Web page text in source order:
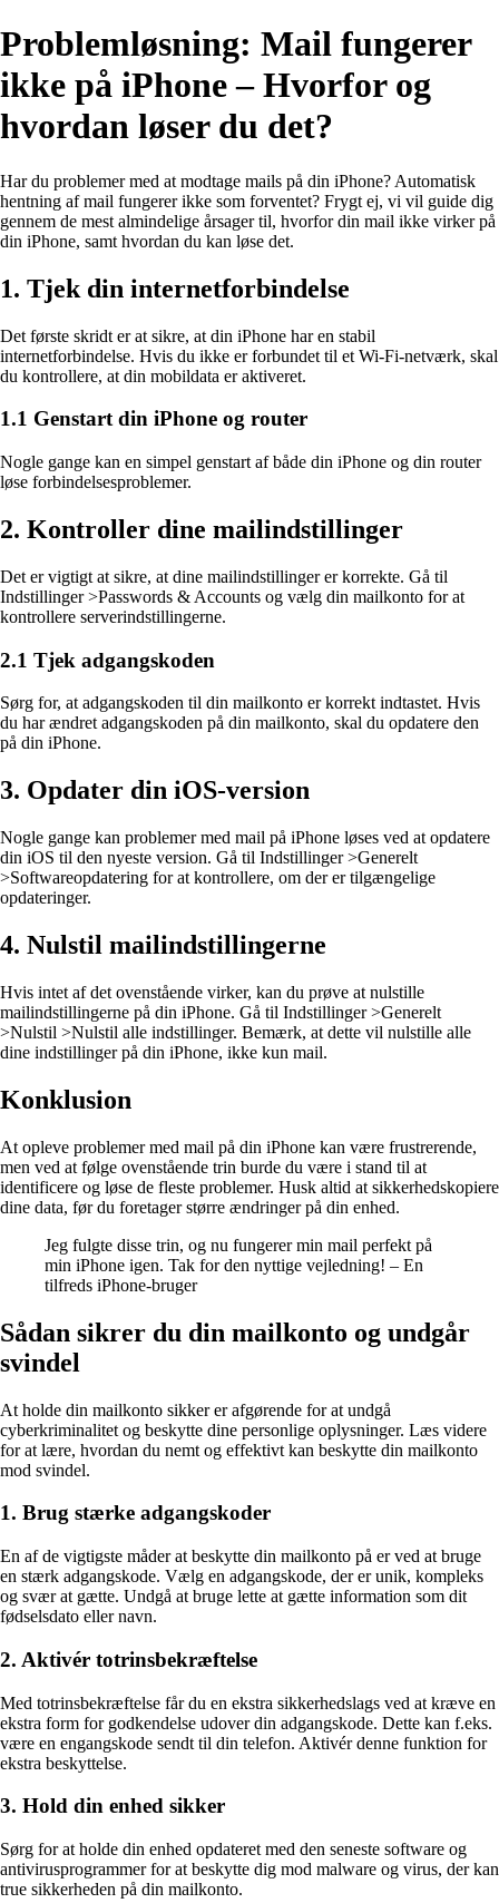
Problemløsning: Mail fungerer
ikke på iPhone – Hvorfor og
hvordan løser du det?
Har du problemer med at modtage mails på din iPhone? Automatisk
hentning af mail fungerer ikke som forventet? Frygt ej, vi vil guide dig
gennem de mest almindelige årsager til, hvorfor din mail ikke virker på
din iPhone, samt hvordan du kan løse det.
1. Tjek din internetforbindelse
Det første skridt er at sikre, at din iPhone har en stabil
internetforbindelse. Hvis du ikke er forbundet til et Wi-Fi-netværk, skal
du kontrollere, at din mobildata er aktiveret.
1.1 Genstart din iPhone og router
Nogle gange kan en simpel genstart af både din iPhone og din router
løse forbindelsesproblemer.
2. Kontroller dine mailindstillinger
Det er vigtigt at sikre, at dine mailindstillinger er korrekte. Gå til
Indstillinger >Passwords & Accounts og vælg din mailkonto for at
kontrollere serverindstillingerne.
2.1 Tjek adgangskoden
Sørg for, at adgangskoden til din mailkonto er korrekt indtastet. Hvis
du har ændret adgangskoden på din mailkonto, skal du opdatere den
på din iPhone.
3. Opdater din iOS-version
Nogle gange kan problemer med mail på iPhone løses ved at opdatere
din iOS til den nyeste version. Gå til Indstillinger >Generelt
>Softwareopdatering for at kontrollere, om der er tilgængelige
opdateringer.
4. Nulstil mailindstillingerne
Hvis intet af det ovenstående virker, kan du prøve at nulstille
mailindstillingerne på din iPhone. Gå til Indstillinger >Generelt
>Nulstil >Nulstil alle indstillinger. Bemærk, at dette vil nulstille alle
dine indstillinger på din iPhone, ikke kun mail.
Konklusion
At opleve problemer med mail på din iPhone kan være frustrerende,
men ved at følge ovenstående trin burde du være i stand til at
identificere og løse de fleste problemer. Husk altid at sikkerhedskopiere
dine data, før du foretager større ændringer på din enhed.
Jeg fulgte disse trin, og nu fungerer min mail perfekt på
min iPhone igen. Tak for den nyttige vejledning! – En
tilfreds iPhone-bruger
Sådan sikrer du din mailkonto og undgår
svindel
At holde din mailkonto sikker er afgørende for at undgå
cyberkriminalitet og beskytte dine personlige oplysninger. Læs videre
for at lære, hvordan du nemt og effektivt kan beskytte din mailkonto
mod svindel.
1. Brug stærke adgangskoder
En af de vigtigste måder at beskytte din mailkonto på er ved at bruge
en stærk adgangskode. Vælg en adgangskode, der er unik, kompleks
og svær at gætte. Undgå at bruge lette at gætte information som dit
fødselsdato eller navn.
2. Aktivér totrinsbekræftelse
Med totrinsbekræftelse får du en ekstra sikkerhedslags ved at kræve en
ekstra form for godkendelse udover din adgangskode. Dette kan f.eks.
være en engangskode sendt til din telefon. Aktivér denne funktion for
ekstra beskyttelse.
3. Hold din enhed sikker
Sørg for at holde din enhed opdateret med den seneste software og
antivirusprogrammer for at beskytte dig mod malware og virus, der kan
true sikkerheden på din mailkonto.